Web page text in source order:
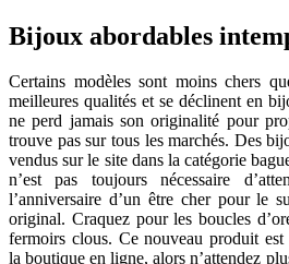
Bijoux abordables
Certains modèles sont moins chers
meilleures qualités et se déclinent en
ne perd jamais son originalité pour
trouve pas sur tous les marchés. Des
vendus sur le site dans la catégorie
n’est pas toujours nécessaire
l’anniversaire d’un être cher pour le
original. Craquez pour les boucles
fermoirs clous. Ce nouveau produit
la boutique en ligne, alors n’attendez